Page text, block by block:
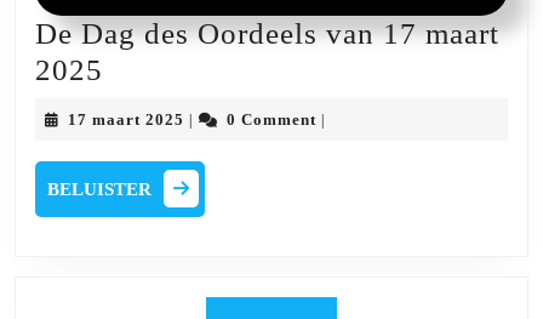
De Dag des Oordeels van 17 maart
2025
Oordeels
van
17 maart 2025 17
2025
0 Comment
BELUISTER